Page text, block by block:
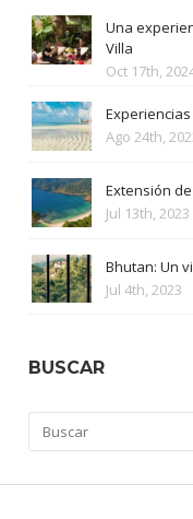
Una
Villa
Oct 17th,
Ago 24th,
Extensión
Jul 13th, 2023
Bhutan: Un
Jul 4th, 2023
BUSCAR